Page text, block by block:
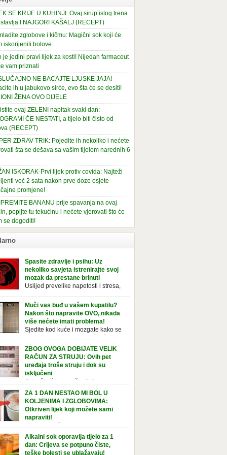
SE KRIJE U KUHINJI: Ovaj sirup istog trena
I NAJGORI KAŠALJ (RECEPT)
zglobove i kičmu: Magični sok koji će
iskorijeniti bolove
je jedini pravi lijek za kosti! Nijedan farmaceut
vam priznati
NE BACAJTE LJUSKE JAJA!
ih u jabukovo sirće, evo šta će se desiti!
ŽENA OVO DIJELE
ovaj ZELENI napitak svaki dan:
ĆE NESTATI, a tijelo biti čisto od
(RECEPT)
ZDRAV TRIK: Pojedite ih nekoliko i nećete
šta se dešava sa vašim tijelom narednih 6
ISKORAK-Prvi lijek protiv covida: Najteži
već 2 sata nakon prve doze osjete
promjene!
BANANU prije spavanja na ovaj
popijte tu tekućinu i nećete vjerovati što će
se dogoditi!
Spasite zdravlje i psihu: Uz
nekoliko savjeta istrenirajte svoj
mozak da prestane brinuti
Uslijed prevelike napetosti i stresa,
bolestima. Pretjerana briga ostavlja
na mentalno i na fizičko zdravlje. Može
stres, depresiju, umor i loše zdravstveno
Jeste li znali da pretjerana briga može
broj otkucaja srca, otežati disanje i
[…]
Muči vas buđ u vašem kupatilu?
Nakon što napravite OVO, nikada
više nećete imati problema!
Sjedite kod kuće i mozgate kako se
ili čak vašu wc šolju? Nije vam jasno kako
tamo, no ono što vam je sigurno jasno
to ne izgleda nikako lijepo. Na svu sreću,
vam jednostavan pripravak koji sami
napraviti u vašem domu, a […]
ZBOG OVOGA DOBIJATE VELIK
RAČUN ZA STRUJU: Ovih pet
uređaja troše struju i dok su
isključeni
Osim što će vam uštedjeti novac,
uređaja iz struje sigurnije je u slučaju
nevremena kada su svi uključeni
pod rizikom od udara groma. Znate li da
aparati vode tajni život dok su
Ovo je popis uređaja koji troše
Punjač mobitela […]
ZA 1 DAN NESTAO MI BOL U
KOLJENIMA I ZGLOBOVIMA:
Otkriven lijek koji možete sami
napraviti!
Ovaj recept čine sastojci bogati
vitaminom C, silicijumom i
koji ne smiruju samo bolna
i zglobove, već i jačaju tetive i ligamente.
Alkalni sok oporavlja tijelo za 1
dan: Crijeva se potpuno čiste,
teške bolesti se ublažavaju!